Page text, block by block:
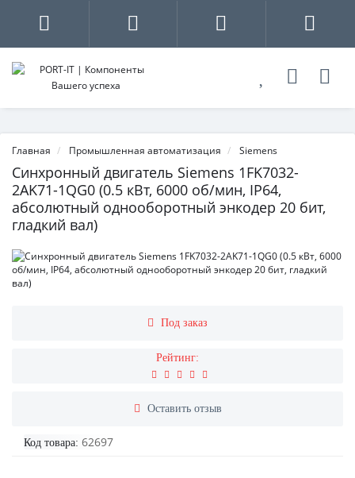
Главная Промышленная автоматизация Siemens
Синхронный двигатель Siemens 1FK7032-
2AK71-1QG0 (0.5 кВт, 6000 об/мин, IP64,
абсолютный однооборотный энкодер 20 бит,
гладкий вал)
Под заказ
Рейтинг:
Оставить отзыв
Код товара: 62697